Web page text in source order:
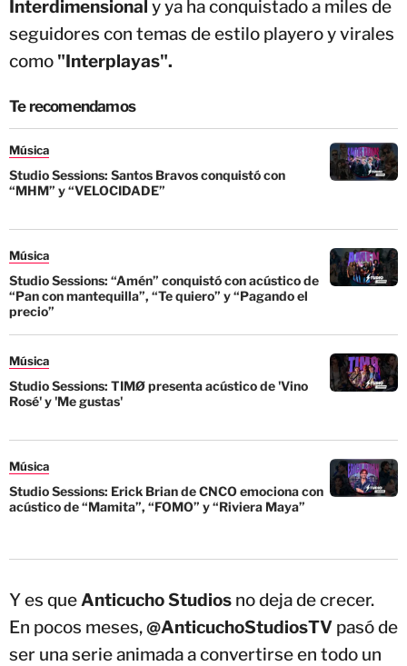
Interdimensional y ya ha conquistado a miles de
seguidores con temas de estilo playero y virales
como "Interplayas".
Te recomendamos
Música
Studio Sessions: Santos Bravos conquistó con
“MHM” y “VELOCIDADE”
Música
Studio Sessions: “Amén” conquistó con acústico de
“Pan con mantequilla”, “Te quiero” y “Pagando el
precio”
Música
Studio Sessions: TIMØ presenta acústico de 'Vino
Rosé' y 'Me gustas'
Música
Studio Sessions: Erick Brian de CNCO emociona con
acústico de “Mamita”, “FOMO” y “Riviera Maya”
Y es queAnticucho Studios no deja de crecer.
En pocos meses,@AnticuchoStudiosTV pasó de
ser una serie animada a convertirse en todo un